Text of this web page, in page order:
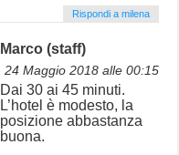
Rispondi a milena
Marco (staff)
24 Maggio 2018 alle 00:15
Dai 30 ai 45 minuti.
L’hotel è modesto, la
posizione abbastanza
buona.